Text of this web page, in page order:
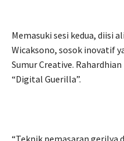
Memasuki sesi kedua, diisi
Wicaksono, sosok inovatif
Sumur Creative.
“Digital Guerilla”.